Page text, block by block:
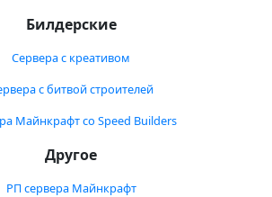
Билдерские
Сервера с креативом
с битвой строителей
Майнкрафт со Speed Builders
Другое
РП сервера Майнкрафт